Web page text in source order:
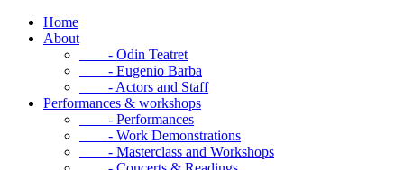
Home
About
- Odin Teatret
- Eugenio Barba
- Actors and Staff
Performances & workshops
- Performances
- Work Demonstrations
- Masterclass and Workshops